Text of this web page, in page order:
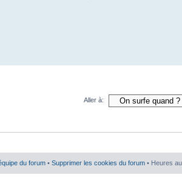
Aller à:
du forum • Supprimer les cookies du forum • Heures